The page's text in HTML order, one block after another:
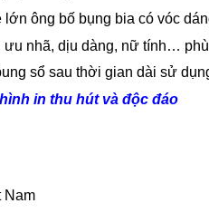
ông bố bụng bia có vóc
ưu nhã, dịu dàng, nữ tính…
sổ sau thời gian dài sử
in thu hút và độc đáo
Nam